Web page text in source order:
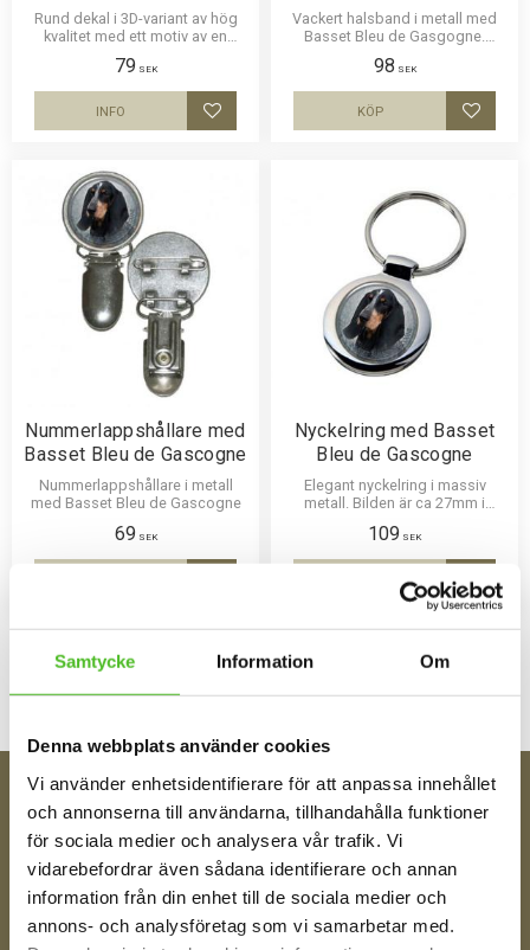
Samtycke Information Om
Denna webbplats använder cookies
Vi använder enhetsidentifierare för att anpassa innehållet
och annonserna till användarna, tillhandahålla funktioner
för sociala medier och analysera vår trafik. Vi
vidarebefordrar även sådana identifierare och annan
information från din enhet till de sociala medier och
annons- och analysföretag som vi samarbetar med.
Rund dekal i 3D-variant av hög
kvalitet med ett motiv av en
i 3 storlekar 10 cm , 15 cm och
30 cm i diameter.
79 SEK
Lägg till i favoriter
INFO
Vackert halsband i metall med
Basset Bleu de Gasgogne.
och laminerad för att vara
hållbar.
98 SEK
Lägg
KÖP
Nummerlappshållare med
Basset Bleu de Gascogne
Nummerlappshållare i metall
med Basset Bleu de Gascogne
69 SEK
Nyckelring med Basset
Bleu de Gascogne
Elegant nyckelring i massiv
metall. Bilden är ca 27mm i
vara hållbar och ge ett intryck av
djup i bilden.
109 SEK
Lägg
FÅ TIPS OM NYHETER!
Din e-post